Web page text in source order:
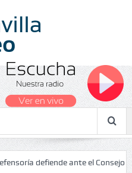
defiende ante el Consejo de